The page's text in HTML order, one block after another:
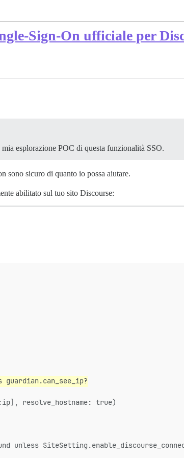
Sign-On ufficiale per
esplorazione POC di questa funzionalità SSO.
sono sicuro di quanto io possa aiutare.
abilitato sul tuo sito Discourse:
guardian.can_see_ip?
resolve_hostname: true)
unless